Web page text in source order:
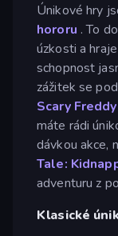
Únikové hry
hororu . To
úzkosti a
schopnost
zážitek se
Scary Freddy
máte rádi
dávkou akce,
Tale:
adventuru z
Klasické